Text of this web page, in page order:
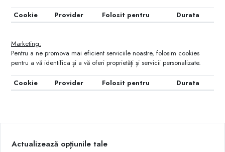
Cookie Provider Folosit pentru Durata
Marketing:
Pentru a ne promova mai eficient serviciile noastre, folosim cookies
pentru a vă identifica și a vă oferi proprietăți și servicii personalizate.
Cookie Provider Folosit pentru Durata
Actualizează opțiunile tale